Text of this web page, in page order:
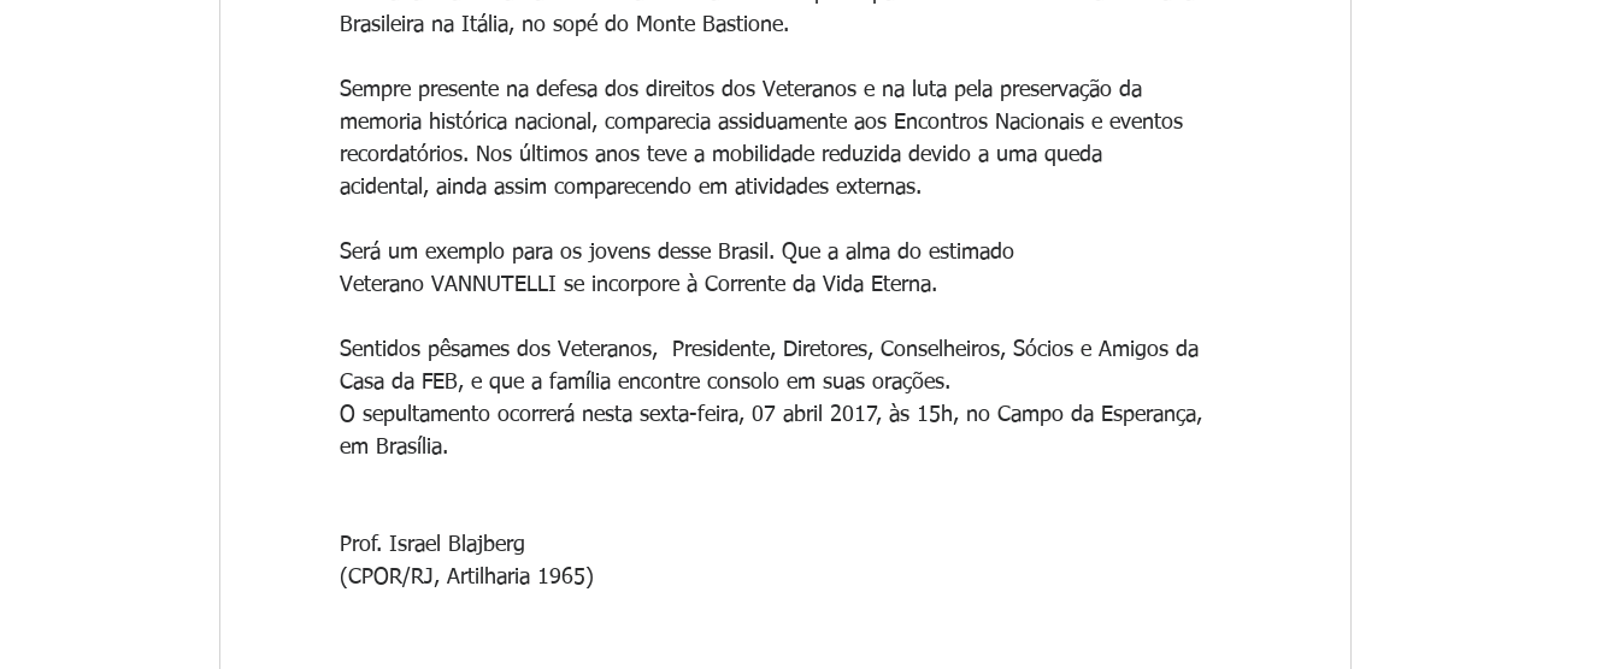
Brasileira na Itália, no sopé do Monte Bastione.
Sempre presente na defesa dos direitos dos Veteranos e na luta pela preservação da
memoria histórica nacional, comparecia assiduamente aos Encontros Nacionais e eventos
recordatórios. Nos últimos anos teve a mobilidade reduzida devido a uma queda
acidental, ainda assim comparecendo em atividades externas.
Será um exemplo para os jovens desse Brasil. Que a alma do estimado
Veterano VANNUTELLI se incorpore à Corrente da Vida Eterna.
Sentidos pêsames dos Veteranos,  Presidente, Diretores, Conselheiros, Sócios e Amigos da
Casa da FEB, e que a família encontre consolo em suas orações.
O sepultamento ocorrerá nesta sexta-feira, 07 abril 2017, às 15h, no Campo da Esperança,
em Brasília.
Prof. Israel Blajberg
(CPOR/RJ, Artilharia 1965)